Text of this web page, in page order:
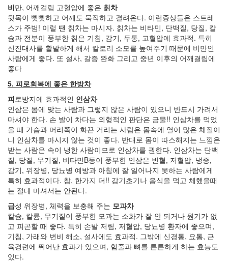
비만, 어깨걸림 고혈압에 좋은 칡차
뒷목이 뻣뻣하고 어깨도 묵직하고 결려온다. 이런증상들은 스트레
스가 주범! 이럴 땐 칡차는 마시자. 칡차는 비타민, 단백질, 당질, 칼
슘과 전분이 풍부한 칡은 기침, 감기, 두통, 고혈압에 효과적. 특히
신진대사를 활발하게 해서 칼로리 소모를 높여주기 때문에 비만인
사람에게 좋다. 또 설사, 갈증 완화 그리고 중년 이후의 어깨결림에
좋다
5. 피로회복에 좋은 한방차
피로방지에 효과적인 인삼차
인삼은 몸에 맞는 사람과 그렇지 않은 사람이 있으니 반드시 가려서
마셔야 한다. 손 발이 차다는 외형적인 판단은 금물!! 인삼차를 먹었
을 때 가슴과 머리쪽이 화끈 거리는 사람은 몸속에 열이 많은 체질이
니 인삼차를 마시지 않는 것이 좋다. 반대로 몸이 따스해지는 느낌은
받는 사람은 속이 냉한 사람이므로 인삼차를 권한다. 인삼차는 단백
질, 당질, 무기질, 비타민B등이 풍부한 인삼은 빈혈, 저혈압, 냉증,
감기, 위장병, 당뇨병 예방과 아침에 잘 일어나지 못하는 사람에게
특히 효과적이다. 참, 한가지 더!! 감기초기나 음식을 먹고 체했을때
는 절대 마셔서는 안된다.
급성 위장병, 체력을 보충해 주는 모과차
칼슘, 칼륨, 무기질이 풍부한 모과는 소화가 잘 안 되거나 원기가 없
고 피곤할 때 좋다. 특히 손발 저림, 저혈압, 당뇨병 환자에 좋으며,
기침, 가래와 변비 해소, 설사에도 효과적. 그밖에 신경통, 요통, 근
육경련에 뛰어난 효과가 있으며, 힘줄과 뼈를 튼튼하게 하는 효능도
있다.
Find!
Categories
전
체
1002
2004
년
2004
년
7
월
14
2004
년
8
월
34
2005
년
44
2005
년
6